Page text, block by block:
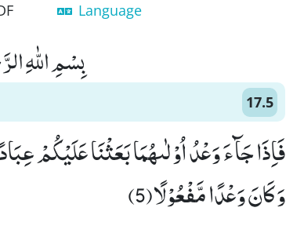
Language
بِسْمِ اللّٰهِ
17.5
فَاِذَا جَآءَ وَعْدُ اُوْلٰىهُمَا بَعَثْنَا عَلَیْكُمْ
وَ كَانَ وَعْدًا مَّفْعُوْلًا(5)